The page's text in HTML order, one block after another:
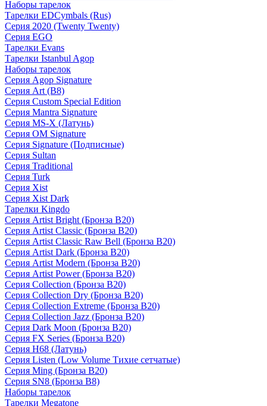
Наборы тарелок
Тарелки EDCymbals (Rus)
Серия 2020 (Twenty Twenty)
Серия EGO
Тарелки Evans
Тарелки Istanbul Agop
Наборы тарелок
Серия Agop Signature
Серия Art (B8)
Серия Custom Special Edition
Серия Mantra Signature
Серия MS-X (Латунь)
Серия OM Signature
Серия Signature (Подписные)
Серия Sultan
Серия Traditional
Серия Turk
Серия Xist
Серия Xist Dark
Тарелки Kingdo
Серия Artist Bright (Бронза B20)
Серия Artist Classic (Бронза B20)
Серия Artist Classic Raw Bell (Бронза B20)
Серия Artist Dark (Бронза B20)
Серия Artist Modern (Бронза B20)
Серия Artist Power (Бронза B20)
Серия Collection (Бронза B20)
Серия Collection Dry (Бронза B20)
Серия Collection Extreme (Бронза B20)
Серия Collection Jazz (Бронза B20)
Серия Dark Moon (Бронза B20)
Серия FX Series (Бронза B20)
Серия H68 (Латунь)
Серия Listen (Low Volume Тихие сетчатые)
Серия Ming (Бронза B20)
Серия SN8 (Бронза B8)
Наборы тарелок
Тарелки Megatone